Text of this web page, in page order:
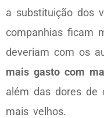
a substituição dos
companhias ficam
deveriam com os
mais gasto com
além das dores de
mais velhos.